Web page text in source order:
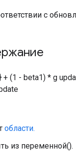
с
(1 - beta1) * g
области.
из переменной().